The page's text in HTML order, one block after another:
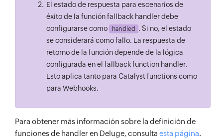
El estado de respuesta para escenarios de
éxito de la función fallback handler debe
configurarse como
handled
. Si no, el estado
se considerará como fallo. La respuesta de
retorno de la función depende de la lógica
configurada en el fallback function handler.
Esto aplica tanto para Catalyst functions como
para Webhooks.
Para obtener más información sobre la definición de
funciones de handler en Deluge, consulta esta página.